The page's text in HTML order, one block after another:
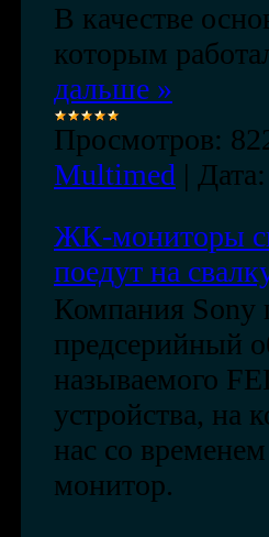
В качестве
которым
дальше »
Просмотров:
Multimed | Дата:
ЖК-мониторы
поедут на
Компания Sony
предсерийный
называемого
устройства, на
нас со
монитор.